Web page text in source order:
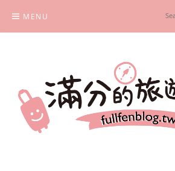
content
MENU